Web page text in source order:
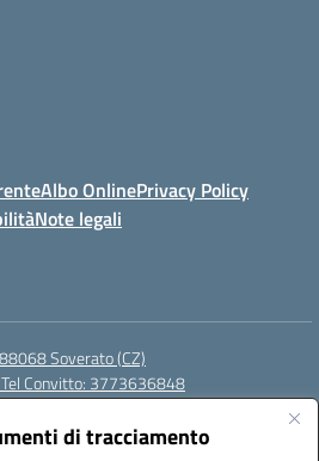
di tracciamento
Albo OnlinePrivacy Policy
Note legali
Soverato (CZ)
Convitto: 3773636848
czrh04000q@pec.istruzione.it